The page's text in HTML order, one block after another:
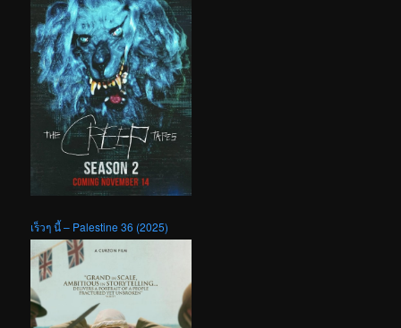
เร็วๆ นี้ – Palestine 36 (2025)